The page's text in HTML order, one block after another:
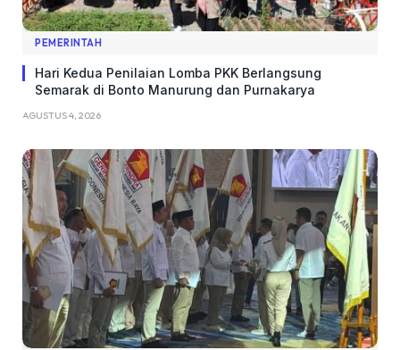
PEMERINTAH
Hari Kedua Penilaian Lomba PKK Berlangsung
Semarak di Bonto Manurung dan Purnakarya
AGUSTUS 4, 2026